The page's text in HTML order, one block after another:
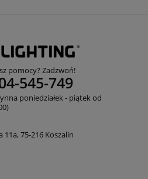
pomocy? Zadzwoń!
545-749
poniedziałek - piątek od
11a, 75-216 Koszalin